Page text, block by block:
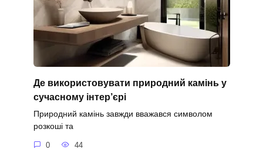
Де використовувати природний камінь у
сучасному інтер’єрі
Природний камінь завжди вважався символом
розкоші та
0 44